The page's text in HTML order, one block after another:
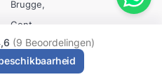
(9 Beoordelingen)
Brugge
Gent
Leuven